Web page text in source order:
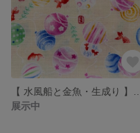
展示中